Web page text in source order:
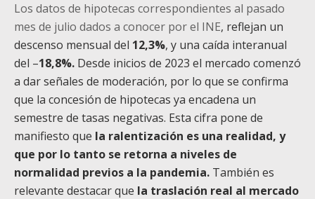
Los datos de hipotecas correspondientes al pasado
mes de julio dados a conocer por el INE, reflejan un
descenso mensual del 12,3%, y una caída interanual
del –18,8%. Desde inicios de 2023 el mercado comenzó
a dar señales de moderación, por lo que se confirma
que la concesión de hipotecas ya encadena un
semestre de tasas negativas. Esta cifra pone de
manifiesto que la ralentización es una realidad, y
que por lo tanto se retorna a niveles de
normalidad previos a la pandemia. También es
relevante destacar que la traslación real al mercado